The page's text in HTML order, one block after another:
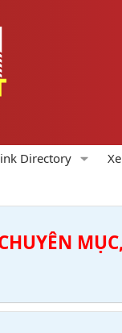
Directory